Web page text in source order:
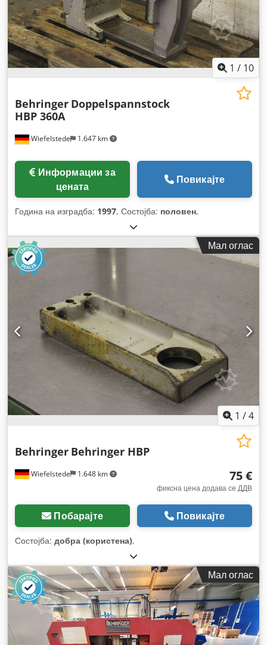
1 / 10
Wiefelstede 1.647 km
Behringer Doppelspannstock
HBP 360A
цената
Повикајте
Година на изградба: 1997, Состојба: половен,
Мал оглас
1 /4
Wiefelstede 1.648 km
Behringer Behringer HBP
75 €
фиксна цена додава се ДДВ
Побарајте Повикајте
Состојба: добра (користена),
Мал оглас